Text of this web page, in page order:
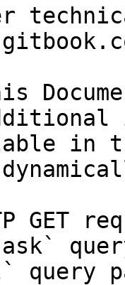
in
GET
query